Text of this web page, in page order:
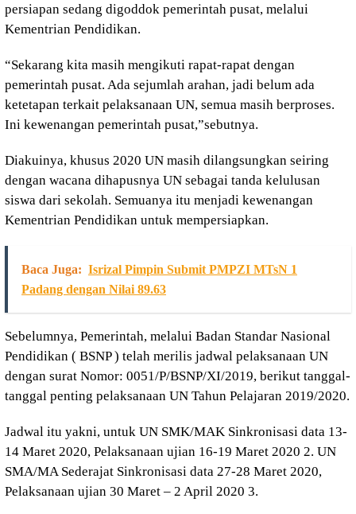
persiapan sedang digoddok pemerintah pusat, melalui
Kementrian Pendidikan.
“Sekarang kita masih mengikuti rapat-rapat dengan
pemerintah pusat. Ada sejumlah arahan, jadi belum ada
ketetapan terkait pelaksanaan UN, semua masih berproses.
Ini kewenangan pemerintah pusat,”sebutnya.
Diakuinya, khusus 2020 UN masih dilangsungkan seiring
dengan wacana dihapusnya UN sebagai tanda kelulusan
siswa dari sekolah. Semuanya itu menjadi kewenangan
Kementrian Pendidikan untuk mempersiapkan.
Baca Juga: Isrizal Pimpin Submit PMPZI MTsN 1
Padang dengan Nilai 89.63
Sebelumnya, Pemerintah, melalui Badan Standar Nasional
Pendidikan ( BSNP ) telah merilis jadwal pelaksanaan UN
dengan surat Nomor: 0051/P/BSNP/XI/2019, berikut tanggal-
tanggal penting pelaksanaan UN Tahun Pelajaran 2019/2020.
Jadwal itu yakni, untuk UN SMK/MAK Sinkronisasi data 13-
14 Maret 2020, Pelaksanaan ujian 16-19 Maret 2020 2. UN
SMA/MA Sederajat Sinkronisasi data 27-28 Maret 2020,
Pelaksanaan ujian 30 Maret – 2 April 2020 3.